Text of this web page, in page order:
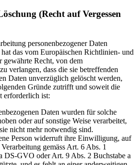
(Recht auf Vergessen
personenbezogener Daten
das vom Europäischen Richtlinien- und
gewährte Recht, von dem
verlangen, dass die sie betreffenden
Daten unverzüglich gelöscht werden,
Gründe zutrifft und soweit die
erforderlich ist:
Daten wurden für solche
oder auf sonstige Weise verarbeitet,
nicht mehr notwendig sind.
Person widerruft ihre Einwilligung, auf
gemäss Art. 6 Abs. 1
DS-GVO oder Art. 9 Abs. 2 Buchstabe a